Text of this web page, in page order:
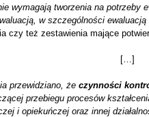
wymagają tworzenia na potrzeby
w szczególności
czy też zestawienia mające
[…]
przewidziano, że czynności
przebiegu procesów
i opiekuńczej oraz innej